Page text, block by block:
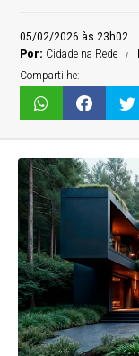
05/02/2026 às 23h02
Por: Cidade na Rede
Compartilhe: